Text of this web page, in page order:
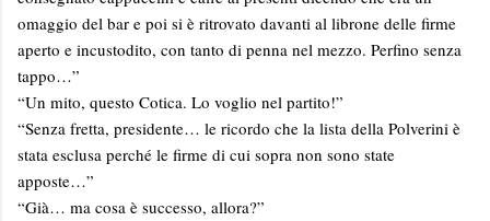
omaggio del bar e poi si è ritrovato davanti al librone delle firme
aperto e incustodito, con tanto di penna nel mezzo. Perfino senza
tappo…”
“Un mito, questo Cotica. Lo voglio nel partito!”
“Senza fretta, presidente… le ricordo che la lista della Polverini è
stata esclusa perché le firme di cui sopra non sono state
apposte…”
“Già… ma cosa è successo, allora?”